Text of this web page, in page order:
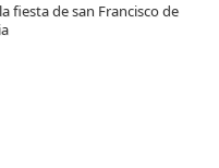
fiesta de san Francisco de